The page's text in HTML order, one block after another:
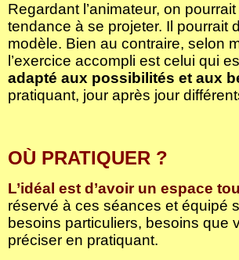
Regardant l’animateur, on
tendance à se projeter. Il pourrait
modèle. Bien au contraire, selon
l’exercice accompli est celui qui
adapté aux possibilités et aux
pratiquant, jour après jour
OÙ PRATIQUER ?
L’idéal est d’avoir un espace
réservé à ces séances et équipé
besoins particuliers, besoins que
préciser en pratiquant.